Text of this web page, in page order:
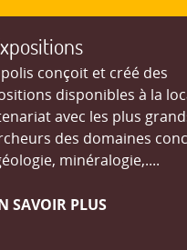
conçoit et créé des
disponibles à la
avec les plus
des domaines
minéralogie,....
SAVOIR PLUS